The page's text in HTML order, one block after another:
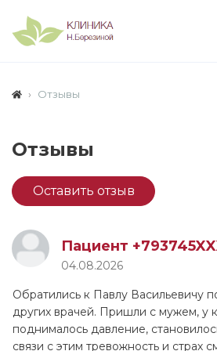
Отзывы
Отзывы
Оставить отзыв
Пациент
04.08.2026
Обратились к Павлу Васильевичу
других врачей. Пришли с мужем, у
поднималось давление,
связи с этим тревожность и страх